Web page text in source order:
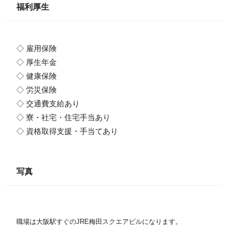
福利厚生
◇ 雇用保険
◇ 厚生年金
◇ 健康保険
◇ 労災保険
◇ 交通費支給あり
◇ 寮・社宅・住宅手当あり
◇ 資格取得支援・手当てあり
写真
職場は大阪駅すぐのJRE梅田スクエアビルになります。